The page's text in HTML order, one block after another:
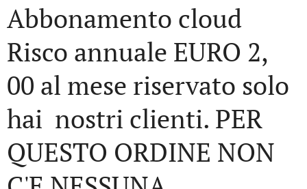
Abbonamento cloud
Risco annuale EURO 2,
00 al mese riservato solo
hai nostri clienti. PER
QUESTO ORDINE NON